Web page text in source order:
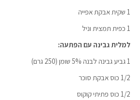
1 שקית אבקת אפייה
1 כפית תמצית וניל
למלית גבינה עם הפתעה:
1 גביע גבינה לבנה 5% שומן (250 גרם)
1/2 כוס אבקת סוכר
1/2 כוס פתיתי קוקוס